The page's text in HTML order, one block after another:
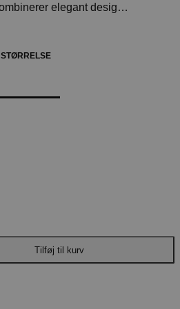
Oplev en ridehjelm, der kombinerer elegant design med avanceret funktionalitet. Med sit raffinerede look – lamé, glitter og flotte detaljer – skiller denne hjelm sig ud både hjemme og på stævnebanen. Den brede skygge giver ekstra beskyttelse og stil.
STØRRELSE
Tilføj til kurv